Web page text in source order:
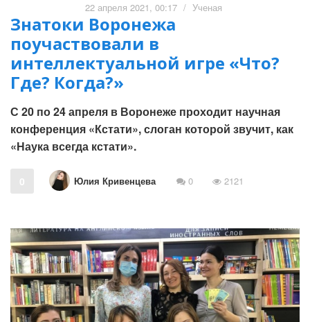
22 апреля 2021, 00:17 / Ученая
Знатоки Воронежа
поучаствовали в
интеллектуальной игре «Что?
Где? Когда?»
С 20 по 24 апреля в Воронеже проходит научная
конференция «Кстати», слоган которой звучит, как
«Наука всегда кстати».
0 Юлия Кривенцева 0 2121